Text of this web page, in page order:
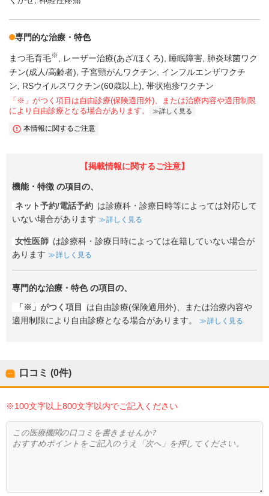
専門的な治療・特色
まつ毛育毛※ レーザー治療(あざ/ほくろ) 睡眠障害 肺炎球菌ワク
チン(成人/高齢者) 子宮頸がんワクチン
インフルエンザワクチ
ン
RSウイルスワクチン(60歳以上) 帯状疱疹ワクチン
「※」がつく項目は自由診療(保険適用外)、または治療内容や適用制限
により自由診療となる場合があります。
詳しく見る
本情報に関するご注意
【掲載情報に関するご注意】
機能・特徴 の項目の、
ネット予約/電話予約 は診療科・診療日時等によっては対応して
いない場合があります
詳しく見る
女性医師 は診療科・診療日時によっては在籍していない場合が
あります
詳しく見る
専門的な治療・特色の項目の、
「※」がつく項目
は自由診療(保険適用外)、または治療内容や
適用制限により自由診療となる場合があります。
詳しく見る
口コミ (0件)
※100文字以上800文字以内でご記入ください